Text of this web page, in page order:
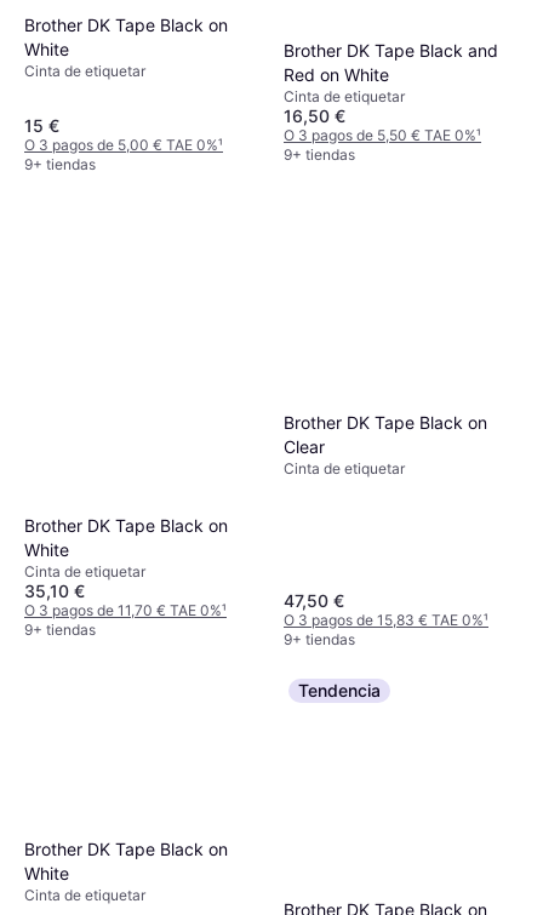
Brother DK Tape Black on
White
Cinta de etiquetar
15 €
O 3 pagos de 5,00 € TAE 0%¹
9+ tiendas
Brother DK Tape Black and
Red on White
Cinta de etiquetar
16,50 €
O 3 pagos de 5,50 € TAE 0%¹
9+ tiendas
Brother DK Tape Black on
White
Cinta de etiquetar
35,10 €
O 3 pagos de 11,70 € TAE 0%¹
9+ tiendas
Brother DK Tape Black on
Clear
Cinta de etiquetar
47,50 €
O 3 pagos de 15,83 € TAE 0%¹
9+ tiendas
Brother DK Tape Black on
White
Cinta de etiquetar
Tendencia
Brother DK Tape Black on